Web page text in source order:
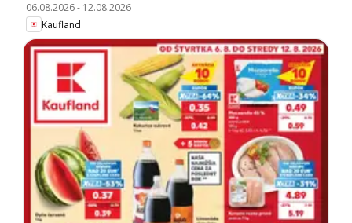
06.08.2026- 12.08.2026
Kaufland